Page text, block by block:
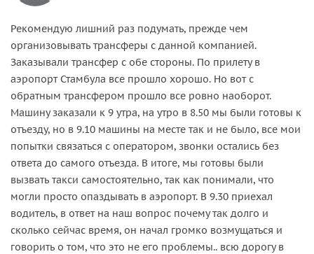
Рекомендую лишний раз подумать, прежде чем
организовывать трансферы с данной компанией.
Заказывали трансфер с обе стороны. По прилету в
аэропорт Стамбула все прошло хорошо. Но вот с
обратным трансфером прошло все ровно наоборот.
Машину заказали к 9 утра, на утро в 8.50 мы были готовы к
отъезду, но в 9.10 машины на месте так и не было, все мои
попытки связаться с оператором, звонки остались без
ответа до самого отъезда. В итоге, мы готовы были
вызвать такси самостоятельно, так как понимали, что
могли просто опаздывать в аэропорт. В 9.30 приехал
водитель, в ответ на наш вопрос почему так долго и
сколько сейчас время, он начал громко возмущаться и
говорить о том, что это не его проблемы.. всю дорогу в